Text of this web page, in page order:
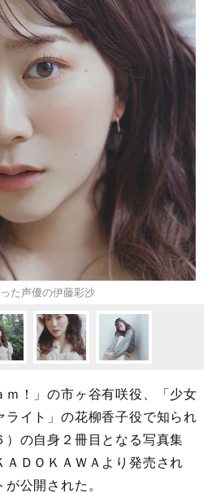
た声優の伊藤彩沙
！」の市ヶ谷有咲役、「少女
イト」の花柳香子役で知られ
）の自身２冊目となる写真集
ＡＤＯＫＡＷＡより発売され
公開された。